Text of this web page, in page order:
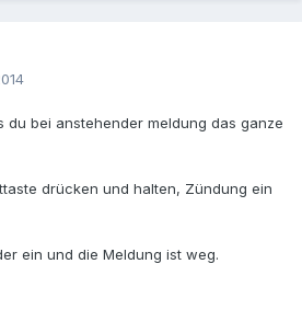
du bei anstehender meldung das ganze
drücken und halten, Zündung ein
ein und die Meldung ist weg.